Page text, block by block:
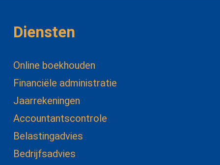
Diensten
Online boekhouden
Financiële administratie
Jaarrekeningen
Accountantscontrole
Belastingadvies
Bedrijfsadvies